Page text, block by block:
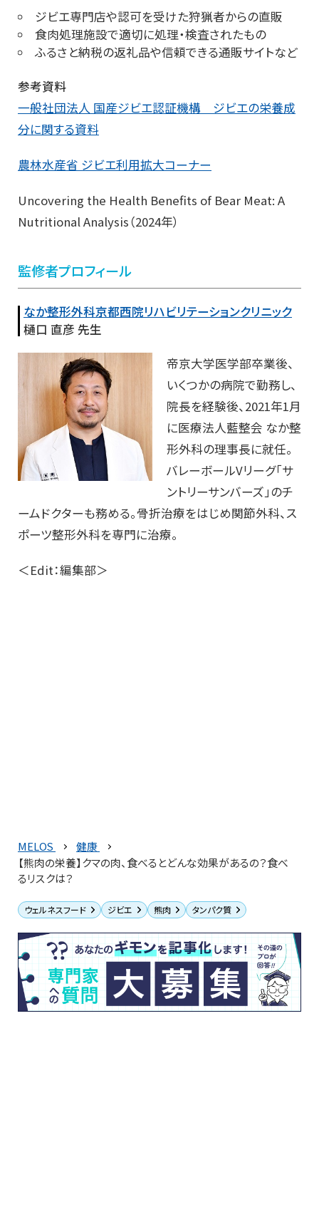
ジビエ専門店や認可を受けた狩猟者からの直販
食肉処理施設で適切に処理・検査されたもの
ふるさと納税の返礼品や信頼できる通販サイトなど
参考資料
一般社団法人 国産ジビエ認証機構 ジビエの栄養成
分に関する資料
農林水産省 ジビエ利用拡大コーナー
Uncovering the Health Benefits of Bear Meat: A
Nutritional Analysis（2024年）
監修者プロフィール
なか整形外科京都西院リハビリテーションクリニック
樋口 直彦 先生
帝京大学医学部卒業後、
いくつかの病院で勤務し、
院長を経験後、2021年1月
に医療法人藍整会 なか整
形外科の理事長に就任。
バレーボールVリーグ「サ
ントリーサンバーズ」のチ
ームドクターも務める。骨折治療をはじめ関節外科、ス
ポーツ整形外科を専門に治療。
＜Edit：編集部＞
MELOS
健康
【熊肉の栄養】クマの肉、食べるとどんな効果があるの？食べ
るリスクは？
ウェルネスフード ジビエ 熊肉 タンパク質